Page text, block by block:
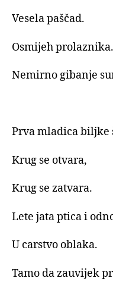
Vesela paščad.
Osmijeh prolaznika.
Nemirno gibanje
Prva mladica biljke
Krug se otvara,
Krug se zatvara.
Lete jata ptica i
U carstvo oblaka.
Tamo da zauvijek